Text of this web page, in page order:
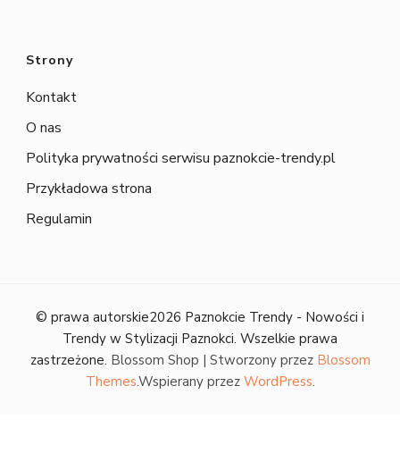
Strony
Kontakt
O nas
Polityka prywatności serwisu paznokcie-trendy.pl
Przykładowa strona
Regulamin
© prawa autorskie2026 Paznokcie Trendy - Nowości i
Trendy w Stylizacji Paznokci. Wszelkie prawa
zastrzeżone. Blossom Shop | Stworzony przez Blossom
Themes.Wspierany przez WordPress.